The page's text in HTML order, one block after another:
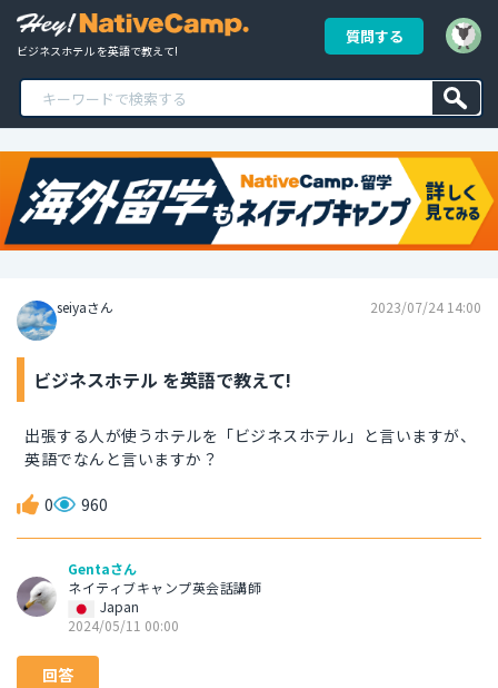
ビジネスホテル を英語で教えて!
質問する
seiyaさん 2023/07/24 14:00
ビジネスホテル を英語で教えて!
出張する人が使うホテルを「ビジネスホテル」と言いますが、
英語でなんと言いますか？
0 960
Gentaさん
ネイティブキャンプ英会話講師
Japan
2024/05/11 00:00
回答